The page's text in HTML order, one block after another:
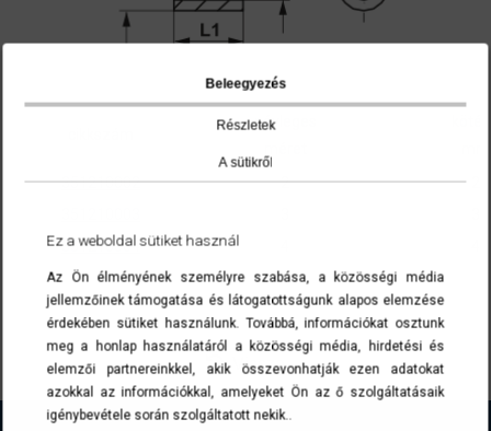
névleges
351210002
2
351210004
A cikkszámokra kattintva a termék(ek) az ajánlatkérés menüben
Vissza
Beleegyezés
Részletek
A sütikről
Ez a weboldal sütiket használ
Az Ön élményének személyre szabása, a közösségi média
jellemzőinek támogatása és látogatottságunk alapos elemzése
érdekében sütiket használunk. Továbbá, információkat osztunk
meg a honlap használatáról a közösségi média, hirdetési és
elemzői partnereinkkel, akik összevonhatják ezen adatokat
azokkal az információkkal, amelyeket Ön az ő szolgáltatásaik
igénybevétele során szolgáltatott nekik..